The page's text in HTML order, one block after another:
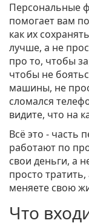
Персональные
помогает вам
как их
лучше, а не
про то, чтобы
чтобы не
машины, не
сломался
видите, что на
Всё это - часть
работают по
свои деньги, а
просто
меняете свою
Что